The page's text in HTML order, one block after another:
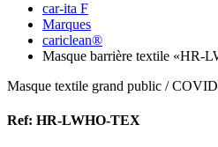
car-ita F
Marques
cariclean®
Masque barrière textile «HR-
Masque textile grand public /
Ref: HR-LWHO-TEX